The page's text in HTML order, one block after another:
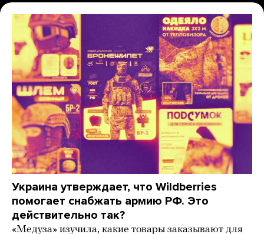
Украина утверждает, что Wildberries
помогает снабжать армию РФ. Это
действительно так?
«Медуза» изучила, какие товары заказывают для